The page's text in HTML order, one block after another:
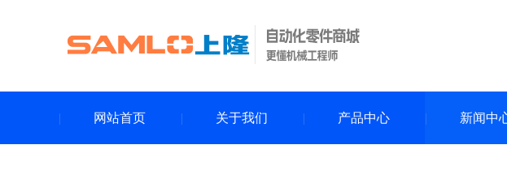
网站首页 关于我们 产品中心 新闻中